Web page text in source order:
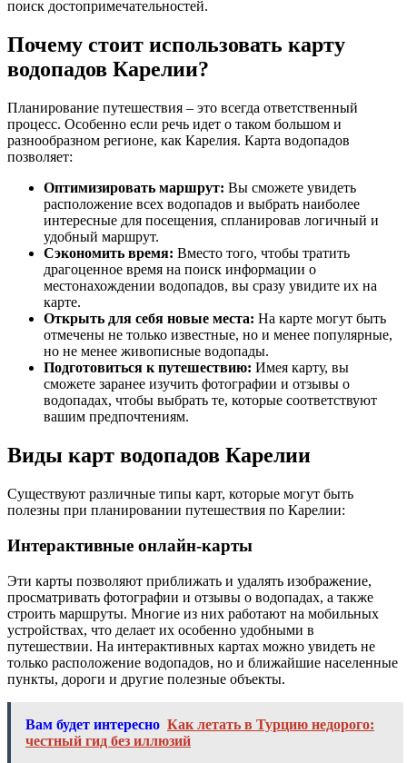
поиск достопримечательностей.
Почему стоит использовать карту
водопадов Карелии?
Планирование путешествия – это всегда ответственный
процесс. Особенно если речь идет о таком большом и
разнообразном регионе, как Карелия. Карта водопадов
позволяет:
Оптимизировать маршрут: Вы сможете увидеть
расположение всех водопадов и выбрать наиболее
интересные для посещения, спланировав логичный и
удобный маршрут.
Сэкономить время: Вместо того, чтобы тратить
драгоценное время на поиск информации о
местонахождении водопадов, вы сразу увидите их на
карте.
Открыть для себя новые места: На карте могут быть
отмечены не только известные, но и менее популярные,
но не менее живописные водопады.
Подготовиться к путешествию: Имея карту, вы
сможете заранее изучить фотографии и отзывы о
водопадах, чтобы выбрать те, которые соответствуют
вашим предпочтениям.
Виды карт водопадов Карелии
Существуют различные типы карт, которые могут быть
полезны при планировании путешествия по Карелии:
Интерактивные онлайн-карты
Эти карты позволяют приближать и удалять изображение,
просматривать фотографии и отзывы о водопадах, а также
строить маршруты. Многие из них работают на мобильных
устройствах, что делает их особенно удобными в
путешествии. На интерактивных картах можно увидеть не
только расположение водопадов, но и ближайшие населенные
пункты, дороги и другие полезные объекты.
Вам будет интересно Как летать в Турцию недорого:
честный гид без иллюзий